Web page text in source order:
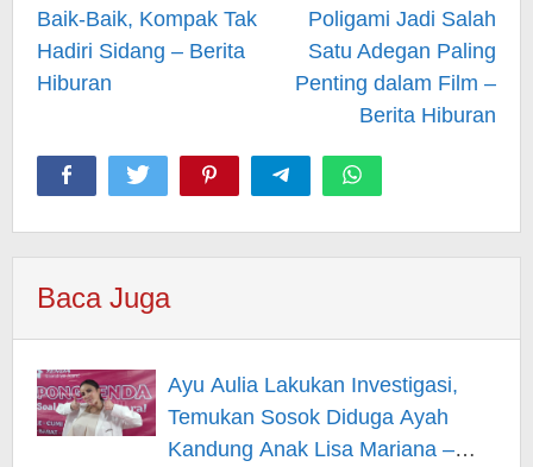
Baik-Baik, Kompak Tak
Hadiri Sidang – Berita
Hiburan
Poligami Jadi Salah
Satu Adegan Paling
Penting dalam Film –
Berita Hiburan
Baca Juga
Ayu Aulia Lakukan Investigasi,
Temukan Sosok Diduga Ayah
Kandung Anak Lisa Mariana –